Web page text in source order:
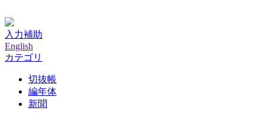
入力補助
English
カテゴリ
切抜帳
編年体
新聞